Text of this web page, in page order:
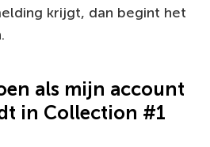
krijgt, dan begint het
als mijn account
in Collection #1